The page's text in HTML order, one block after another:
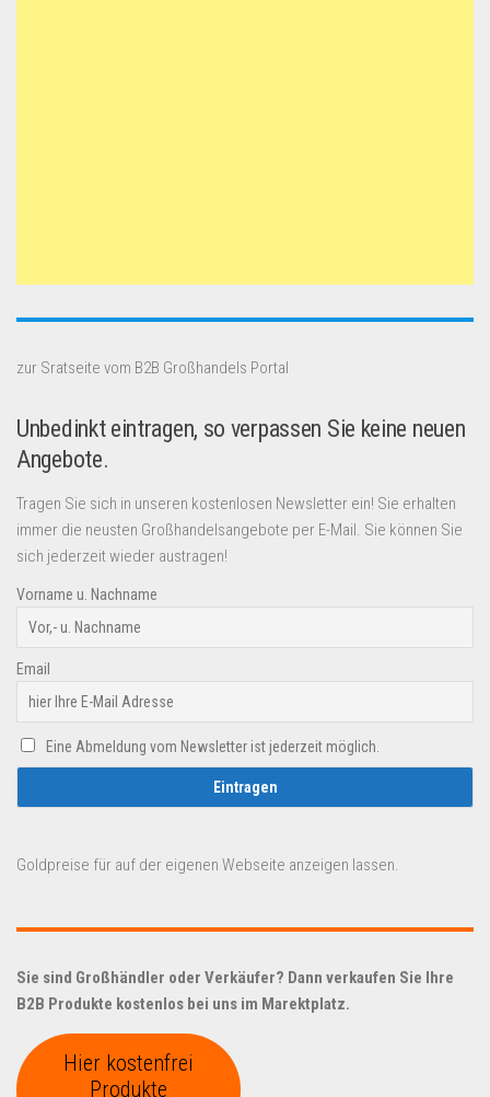
zur Sratseite vom B2B Großhandels Portal
Unbedinkt eintragen, so verpassen Sie keine neuen
Angebote.
Tragen Sie sich in unseren kostenlosen Newsletter ein! Sie erhalten
immer die neusten Großhandelsangebote per E-Mail. Sie können Sie
sich jederzeit wieder austragen!
Vorname u. Nachname
Email
Eine Abmeldung vom Newsletter ist jederzeit möglich.
Goldpreise für auf der eigenen Webseite anzeigen lassen.
Sie sind Großhändler oder Verkäufer? Dann verkaufen Sie Ihre
B2B Produkte kostenlos bei uns im Marektplatz.
Hier kostenfrei
Produkte